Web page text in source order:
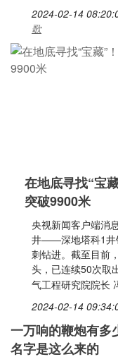
2024-02-14
歌
在地底寻找“宝
突破9900米
央视新闻客户端消
井——深地塔科1井
刺钻进。截至目前
头，已连续50次取
气工程研究院院长
2024-02-14
一万响的鞭炮有多
名字是这么来的